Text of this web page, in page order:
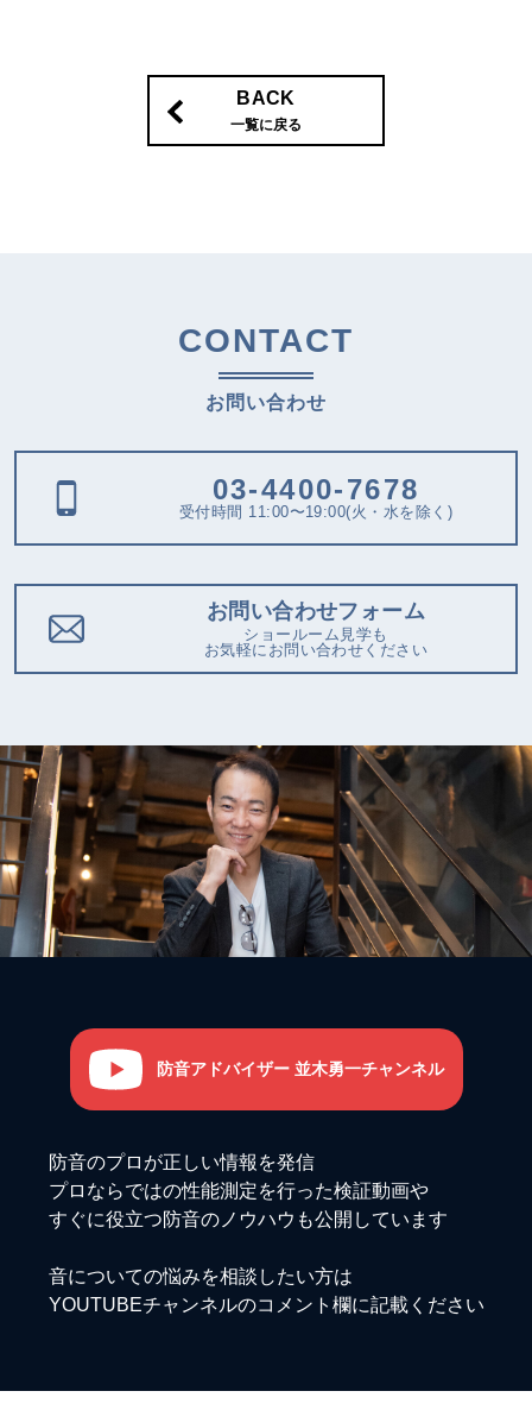
BACK
一覧に戻る
CONTACT
お問い合わせ
03-4400-7678
受付時間 11:00〜19:00(火・水を除く)
お問い合わせフォーム
ショールーム見学も
お気軽にお問い合わせください
防音アドバイザー 並木勇一チャンネル
防音のプロが正しい情報を発信
プロならではの性能測定を行った検証動画や
すぐに役立つ防音のノウハウも公開しています
音についての悩みを相談したい方は
YOUTUBEチャンネルのコメント欄に記載ください